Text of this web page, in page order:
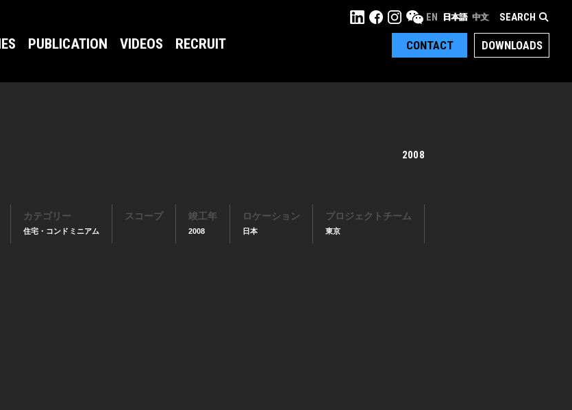
PUBLICATION VIDEOS RECRUIT DOWNLOADS
CONTACT
SEARCH
EN 日本語 中文
2008
カテゴリー
住宅・コンドミニアム
スコープ 竣工年
2008
ロケーション
日本
プロジェクトチーム
東京